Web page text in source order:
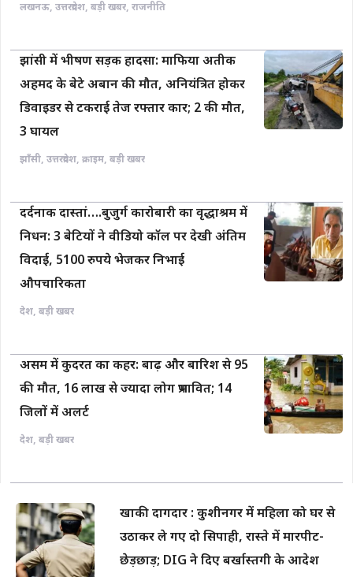
लखनऊ, उत्तरप्रदेश, बड़ी खबर, राजनीति
झांसी में भीषण सड़क हादसा: माफिया अतीक
अहमद के बेटे अबान की मौत, अनियंत्रित होकर
डिवाइडर से टकराई तेज रफ्तार कार; 2 की मौत,
3 घायल
झाँसी, उत्तरप्रदेश, क्राइम, बड़ी खबर
दर्दनाक दास्तां….बुजुर्ग कारोबारी का वृद्धाश्रम में
निधन: 3 बेटियों ने वीडियो कॉल पर देखी अंतिम
विदाई, 5100 रुपये भेजकर निभाई
औपचारिकता
देश, बड़ी खबर
असम में कुदरत का कहर: बाढ़ और बारिश से 95
की मौत, 16 लाख से ज्यादा लोग प्रभावित; 14
जिलों में अलर्ट
देश, बड़ी खबर
खाकी दागदार : कुशीनगर में महिला को घर से
उठाकर ले गए दो सिपाही, रास्ते में मारपीट-
छेड़छाड़; DIG ने दिए बर्खास्तगी के आदेश